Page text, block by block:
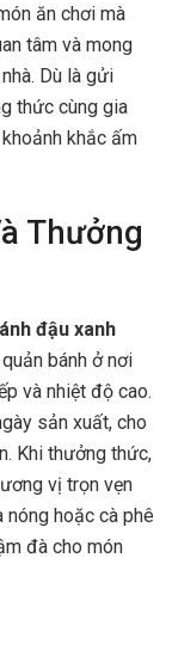
ăn chơi mà
tâm và mong
Dù là gửi
thức cùng gia
khắc ấm
Thưởng
đậu xanh
bánh ở nơi
và nhiệt độ cao.
sản xuất, cho
Khi thưởng thức,
vị trọn vẹn
nóng hoặc cà phê
đà cho món